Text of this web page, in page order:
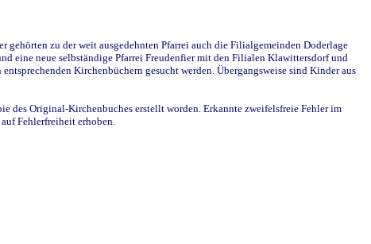
zu der weit ausgedehnten Pfarrei auch die Filialgemeinden Doderlage
eine neue selbständige Pfarrei Freudenfier mit den Filialen Klawittersdorf und
Kirchenbüchern gesucht werden. Übergangsweise sind Kinder aus
des Original-Kirchenbuches erstellt worden. Erkannte zweifelsfreie Fehler im
Fehlerfreiheit erhoben.